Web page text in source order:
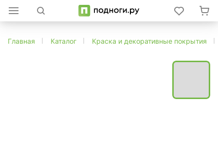
Главная Каталог Краска и декоративные покрытия